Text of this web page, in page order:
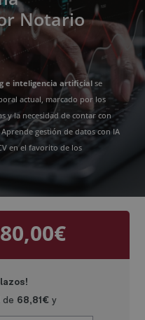
Notario
e inteligencia artificial se
actual, marcado por los
y la necesidad de contar con
gestión de datos con IA
en el favorito de los
€El